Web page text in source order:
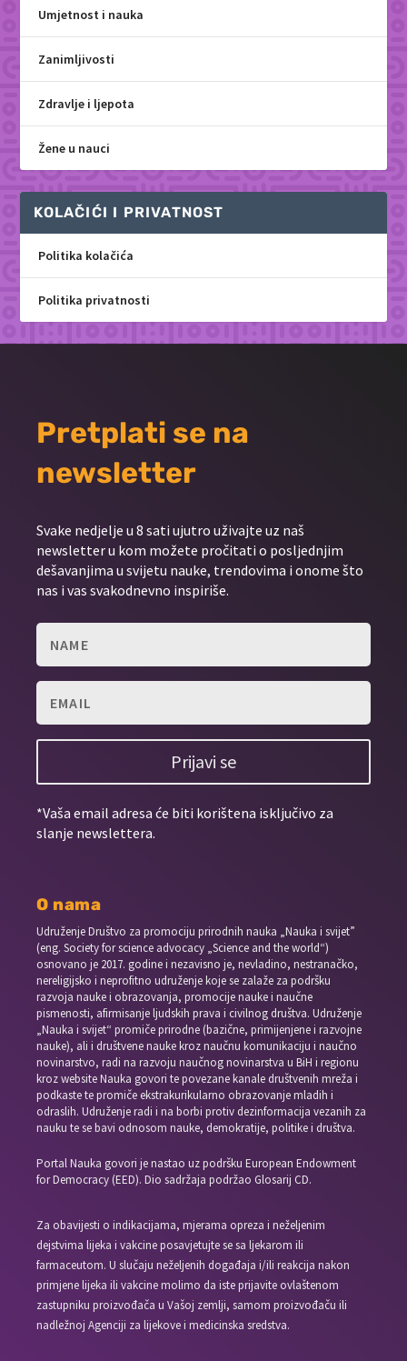
Umjetnost i nauka
Zanimljivosti
Zdravlje i ljepota
Žene u nauci
KOLAČIĆI I PRIVATNOST
Politika kolačića
Politika privatnosti
Pretplati se na
newsletter
Svake nedjelje u 8 sati ujutro uživajte uz naš
newsletter u kom možete pročitati o posljednjim
dešavanjima u svijetu nauke, trendovima i onome što
nas i vas svakodnevno inspiriše.
Prijavi se
*Vaša email adresa će biti korištena isključivo za
slanje newslettera.
O nama
Udruženje Društvo za promociju prirodnih nauka „Nauka i svijet”
(eng. Society for science advocacy „Science and the world“)
osnovano je 2017. godine i nezavisno je, nevladino, nestranačko,
nereligijsko i neprofitno udruženje koje se zalaže za podršku
razvoja nauke i obrazovanja, promocije nauke i naučne
pismenosti, afirmisanje ljudskih prava i civilnog društva. Udruženje
„Nauka i svijet“ promiče prirodne (bazične, primijenjene i razvojne
nauke), ali i društvene nauke kroz naučnu komunikaciju i naučno
novinarstvo, radi na razvoju naučnog novinarstva u BiH i regionu
kroz website Nauka govori te povezane kanale društvenih mreža i
podkaste te promiče ekstrakurikularno obrazovanje mladih i
odraslih. Udruženje radi i na borbi protiv dezinformacija vezanih za
nauku te se bavi odnosom nauke, demokratije, politike i društva.
Portal Nauka govori je nastao uz podršku European Endowment
for Democracy (EED). Dio sadržaja podržao Glosarij CD.
Za obavijesti o indikacijama, mjerama opreza i neželjenim
dejstvima lijeka i vakcine posavjetujte se sa ljekarom ili
farmaceutom. U slučaju neželjenih događaja i/ili reakcija nakon
primjene lijeka ili vakcine molimo da iste prijavite ovlaštenom
zastupniku proizvođača u Vašoj zemlji, samom proizvođaču ili
nadležnoj Agenciji za lijekove i medicinska sredstva.